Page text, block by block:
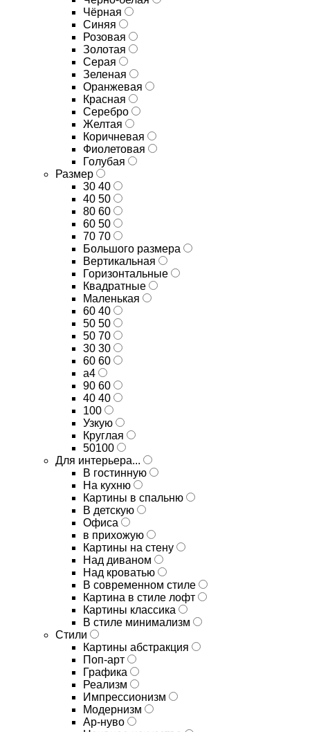
Чёрная
Синяя
Розовая
Золотая
Серая
Зеленая
Оранжевая
Красная
Серебро
Желтая
Коричневая
Фиолетовая
Голубая
Размер
30 40
40 50
80 60
60 50
70 70
Большого размера
Вертикальная
Горизонтальные
Квадратные
Маленькая
60 40
50 50
50 70
30 30
60 60
а4
90 60
40 40
100
Узкую
Круглая
50100
Для интерьера...
В гостинную
На кухню
Картины в спальню
В детскую
Офиса
в прихожую
Картины на стену
Над диваном
Над кроватью
В современном стиле
Картина в стиле лофт
Картины классика
В стиле минимализм
Стили
Картины абстракция
Поп-арт
Графика
Реализм
Импрессионизм
Модернизм
Ар-нуво